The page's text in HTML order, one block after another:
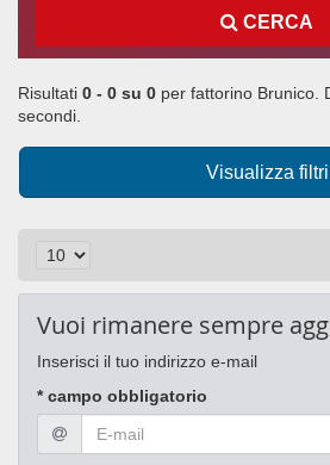
CERCA
Risultati 0 - 0 su 0 per fattorino Brunico.
secondi.
Visualizza filtri
Vuoi rimanere sempre
Inserisci il tuo indirizzo e-mail
* campo obbligatorio